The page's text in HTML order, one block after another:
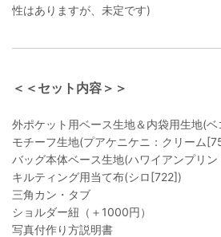
性はありますが、未定です)
＜＜セット内容＞＞
外ポケット用ベース生地＆内袋用生地(
モチーフ生地(プアケニケニ：クリーム
バッグ本体ベース生地(ハワイアンプリン
キルティング用当て布(シロ[722])
三角カン・タブ
ショルダー紐（＋1000円）
写真付作り方説明書